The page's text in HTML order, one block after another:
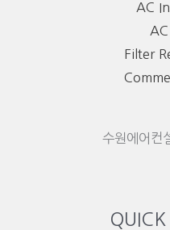
AC
Filter
수원에어컨
QUICK